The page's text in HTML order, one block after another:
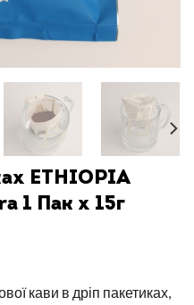
ETHIOPIA
1 Пак x 15г
кави в дріп пакетиках,